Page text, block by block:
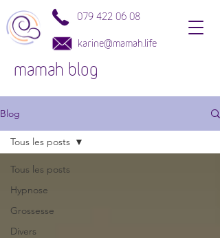
079 422 06 08
karine@mamah.life
mamah blog
Blog
Tous les posts
Hypnose
Grossesse
Divers
Tous les posts